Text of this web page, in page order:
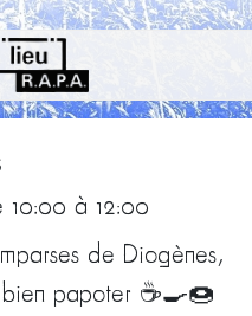
à 12:00
de Diogènes,
papoter ☕🍳🍩